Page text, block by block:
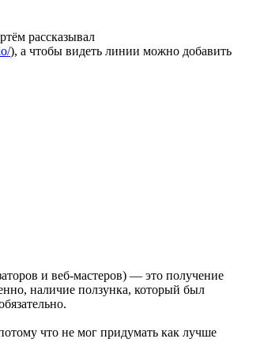
рассказывал
), а чтобы видеть линии можно добавить
и веб-мастеров) — это получение
наличие ползунка, который был
что не мог придумать как лучше